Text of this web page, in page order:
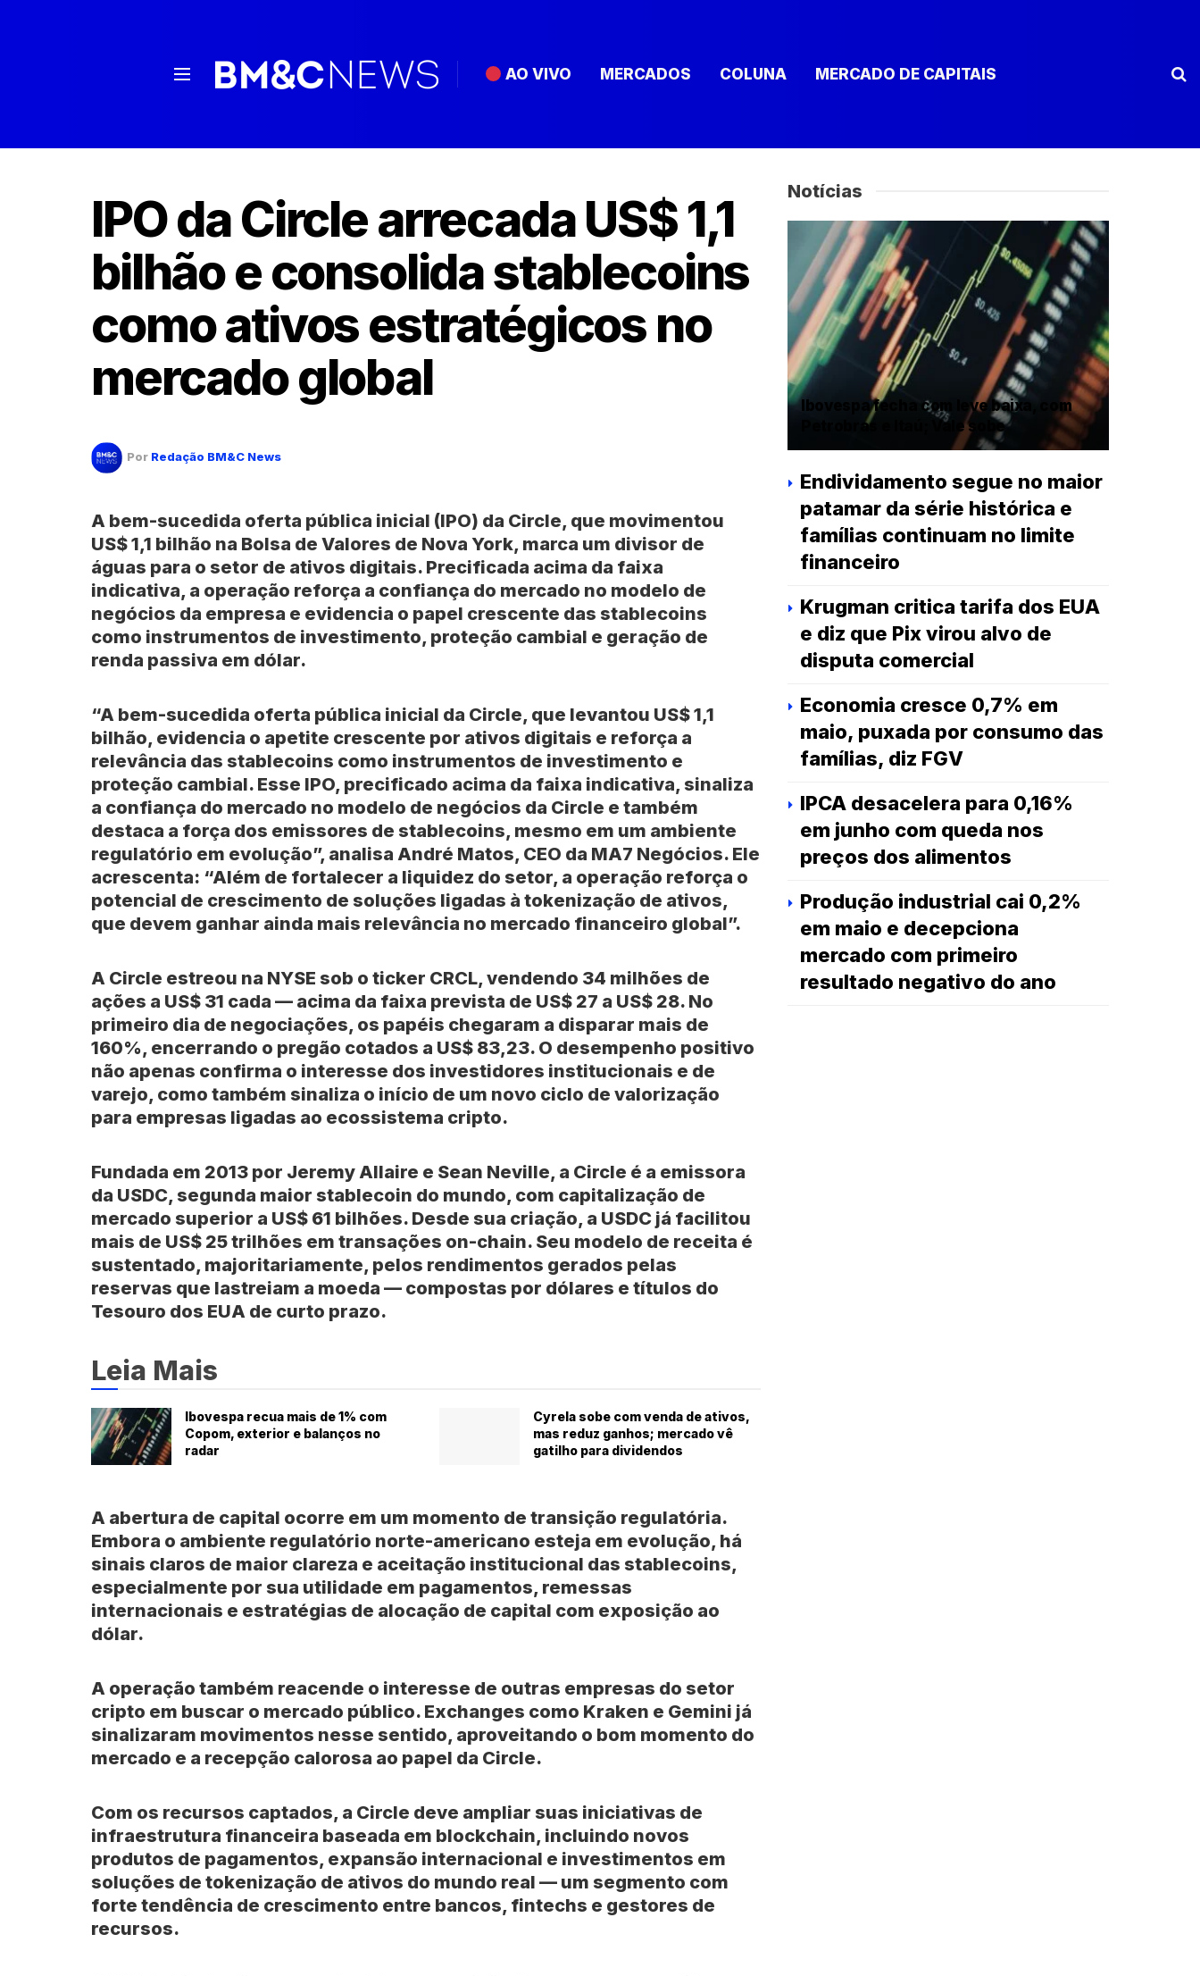
AO VIVO MERCADOS COLUNA MERCADO DE CAPITAIS
IPO da Circle arrecada US$ 1,1
bilhão e consolida stablecoins
como ativos estratégicos no
mercado global
Por Redação BM&C News
A bem-sucedida oferta pública inicial (IPO) da Circle, que movimentou
US$ 1,1 bilhão na Bolsa de Valores de Nova York, marca um divisor de
águas para o setor de ativos digitais. Precificada acima da faixa
indicativa, a operação reforça a confiança do mercado no modelo de
negócios da empresa e evidencia o papel crescente das stablecoins
como instrumentos de investimento, proteção cambial e geração de
renda passiva em dólar.
“A bem-sucedida oferta pública inicial da Circle, que levantou US$ 1,1
bilhão, evidencia o apetite crescente por ativos digitais e reforça a
relevância das stablecoins como instrumentos de investimento e
proteção cambial. Esse IPO, precificado acima da faixa indicativa, sinaliza
a confiança do mercado no modelo de negócios da Circle e também
destaca a força dos emissores de stablecoins, mesmo em um ambiente
regulatório em evolução”, analisa André Matos, CEO da MA7 Negócios. Ele
acrescenta: “Além de fortalecer a liquidez do setor, a operação reforça o
potencial de crescimento de soluções ligadas à tokenização de ativos,
que devem ganhar ainda mais relevância no mercado financeiro global”.
A Circle estreou na NYSE sob o ticker CRCL, vendendo 34 milhões de
ações a US$ 31 cada — acima da faixa prevista de US$ 27 a US$ 28. No
primeiro dia de negociações, os papéis chegaram a disparar mais de
160%, encerrando o pregão cotados a US$ 83,23. O desempenho positivo
não apenas confirma o interesse dos investidores institucionais e de
varejo, como também sinaliza o início de um novo ciclo de valorização
para empresas ligadas ao ecossistema cripto.
Fundada em 2013 por Jeremy Allaire e Sean Neville, a Circle é a emissora
da USDC, segunda maior stablecoin do mundo, com capitalização de
mercado superior a US$ 61 bilhões. Desde sua criação, a USDC já facilitou
mais de US$ 25 trilhões em transações on-chain. Seu modelo de receita é
sustentado, majoritariamente, pelos rendimentos gerados pelas
reservas que lastreiam a moeda — compostas por dólares e títulos do
Tesouro dos EUA de curto prazo.
Leia Mais
Ibovespa recua mais de 1% com
Copom, exterior e balanços no
radar
Cyrela sobe com venda de ativos,
mas reduz ganhos; mercado vê
gatilho para dividendos
A abertura de capital ocorre em um momento de transição regulatória.
Embora o ambiente regulatório norte-americano esteja em evolução, há
sinais claros de maior clareza e aceitação institucional das stablecoins,
especialmente por sua utilidade em pagamentos, remessas
internacionais e estratégias de alocação de capital com exposição ao
dólar.
A operação também reacende o interesse de outras empresas do setor
cripto em buscar o mercado público. Exchanges como Kraken e Gemini já
sinalizaram movimentos nesse sentido, aproveitando o bom momento do
mercado e a recepção calorosa ao papel da Circle.
Com os recursos captados, a Circle deve ampliar suas iniciativas de
infraestrutura financeira baseada em blockchain, incluindo novos
produtos de pagamentos, expansão internacional e investimentos em
soluções de tokenização de ativos do mundo real — um segmento com
forte tendência de crescimento entre bancos, fintechs e gestores de
recursos.
Notícias
Ibovespa fecha com leve baixa, com
Petrobras e Itaú; Vale sobe
Endividamento segue no maior
patamar da série histórica e
famílias continuam no limite
financeiro
Krugman critica tarifa dos EUA
e diz que Pix virou alvo de
disputa comercial
Economia cresce 0,7% em
maio, puxada por consumo das
famílias, diz FGV
IPCA desacelera para 0,16%
em junho com queda nos
preços dos alimentos
Produção industrial cai 0,2%
em maio e decepciona
mercado com primeiro
resultado negativo do ano